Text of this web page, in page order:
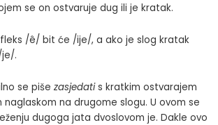
se on ostvaruje dug ili je kratak.
/ê/ bit će /ije/, a ako je slog kratak
.
se piše zasjedatis kratkim ostvarajem
na drugome slogu. U ovom se
dugoga jata dvoslovom je. Dakle ovo